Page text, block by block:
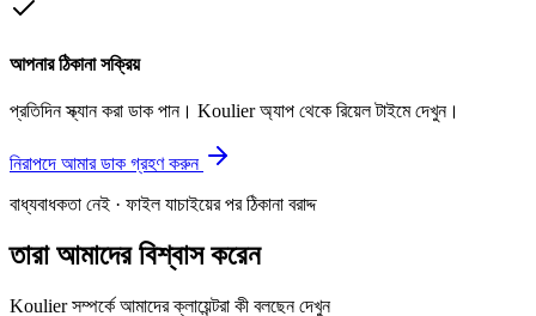
আপনার ঠিকানা সক্রিয়
প্রতিদিন স্ক্যান করা ডাক পান। Koulier অ্যাপ থেকে রিয়েল টাইমে দেখুন।
নিরাপদে আমার ডাক গ্রহণ করুন
বাধ্যবাধকতা নেই · ফাইল যাচাইয়ের পর ঠিকানা বরাদ্দ
তারা আমাদের বিশ্বাস করেন
Koulier সম্পর্কে আমাদের ক্লায়েন্টরা কী বলছেন দেখুন